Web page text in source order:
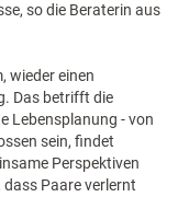
so die Beraterin aus
wieder einen
Das betrifft die
Lebensplanung - von
sein, findet
Perspektiven
Paare verlernt